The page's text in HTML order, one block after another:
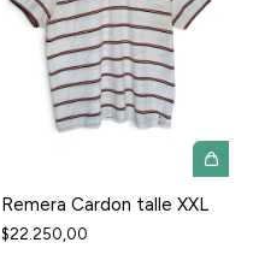
Remera Cardon talle XXL
$22.250,00